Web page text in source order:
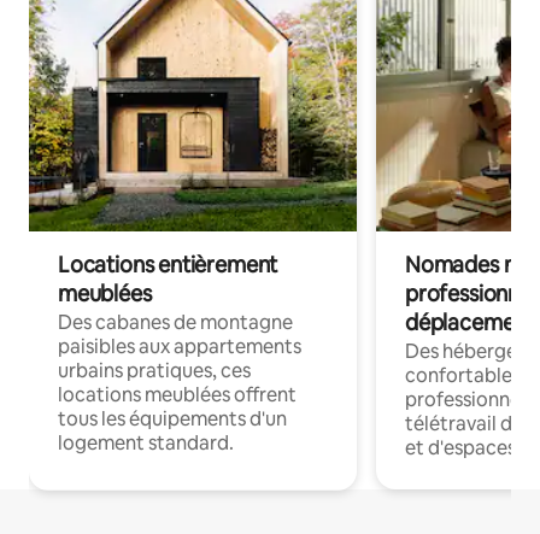
Locations entièrement
meublées
Des cabanes de montagne
paisibles aux appartements
urbains pratiques, ces
locations meublées offrent
tous les équipements d'un
logement standard.
Nomades
déplacement
Des
confortables
professionnels
télétravail
et d'espaces